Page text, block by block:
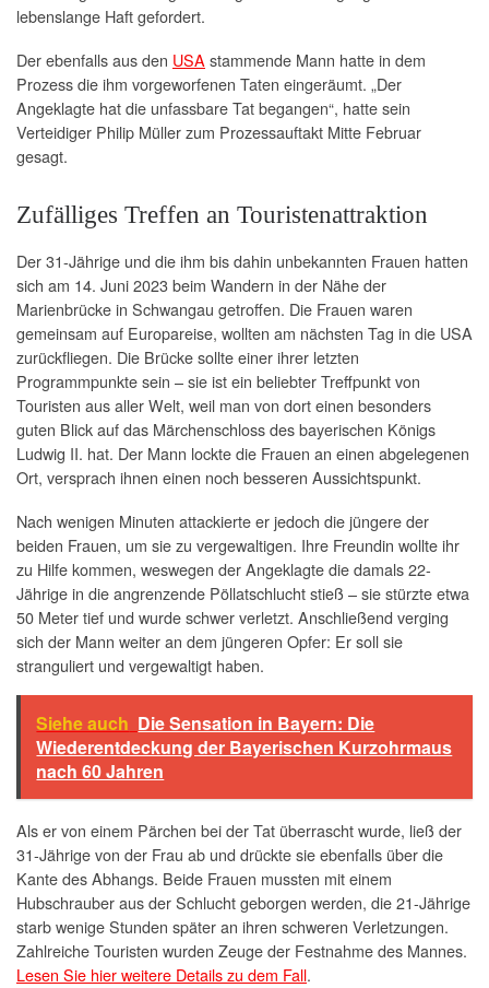
lebenslange Haft gefordert.
Der ebenfalls aus den USA stammende Mann hatte in dem
Prozess die ihm vorgeworfenen Taten eingeräumt. „Der
Angeklagte hat die unfassbare Tat begangen“, hatte sein
Verteidiger Philip Müller zum Prozessauftakt Mitte Februar
gesagt.
Zufälliges Treffen an Touristenattraktion
Der 31-Jährige und die ihm bis dahin unbekannten Frauen hatten
sich am 14. Juni 2023 beim Wandern in der Nähe der
Marienbrücke in Schwangau getroffen. Die Frauen waren
gemeinsam auf Europareise, wollten am nächsten Tag in die USA
zurückfliegen. Die Brücke sollte einer ihrer letzten
Programmpunkte sein – sie ist ein beliebter Treffpunkt von
Touristen aus aller Welt, weil man von dort einen besonders
guten Blick auf das Märchenschloss des bayerischen Königs
Ludwig II. hat. Der Mann lockte die Frauen an einen abgelegenen
Ort, versprach ihnen einen noch besseren Aussichtspunkt.
Nach wenigen Minuten attackierte er jedoch die jüngere der
beiden Frauen, um sie zu vergewaltigen. Ihre Freundin wollte ihr
zu Hilfe kommen, weswegen der Angeklagte die damals 22-
Jährige in die angrenzende Pöllatschlucht stieß – sie stürzte etwa
50 Meter tief und wurde schwer verletzt. Anschließend verging
sich der Mann weiter an dem jüngeren Opfer: Er soll sie
stranguliert und vergewaltigt haben.
Siehe auch Die Sensation in Bayern: Die
Wiederentdeckung der Bayerischen Kurzohrmaus
nach 60 Jahren
Als er von einem Pärchen bei der Tat überrascht wurde, ließ der
31-Jährige von der Frau ab und drückte sie ebenfalls über die
Kante des Abhangs. Beide Frauen mussten mit einem
Hubschrauber aus der Schlucht geborgen werden, die 21-Jährige
starb wenige Stunden später an ihren schweren Verletzungen.
Zahlreiche Touristen wurden Zeuge der Festnahme des Mannes.
Lesen Sie hier weitere Details zu dem Fall.